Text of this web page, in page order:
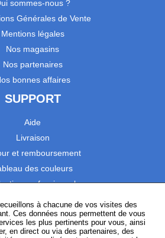
sommes-nous ?
Générales de Vente
Mentions légales
Nos magasins
Nos partenaires
bonnes affaires
SUPPORT
Aide
Livraison
et remboursement
des couleurs
professionnels
Clients
à chacune de vos visites des
Ces données nous permettent de vous
les plus pertinents pour vous, ainsi
en direct ou via des partenaires, des